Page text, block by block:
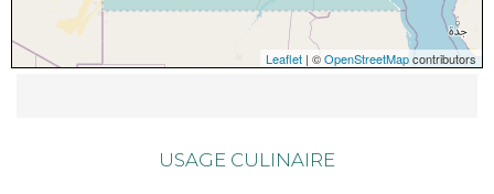
Leaflet | ©OpenStreetMapcontributors
USAGE CULINAIRE